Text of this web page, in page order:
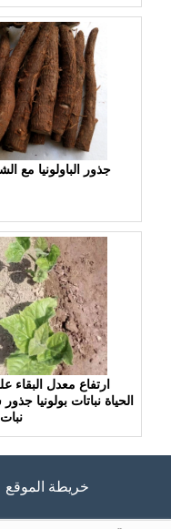
جذور الباولونيا مع
ارتفاع معدل البقاء
الحياة نباتات بولونيا
خريطة الموقع